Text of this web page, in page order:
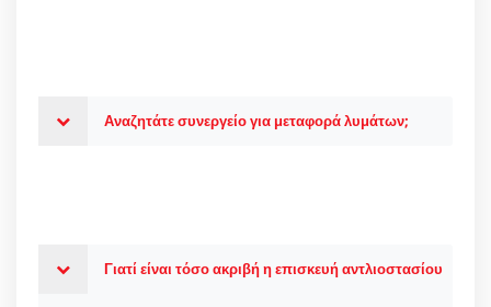
Αναζητάτε συνεργείο για μεταφορά λυμάτων;
Γιατί είναι τόσο ακριβή η επισκευή αντλιοστασίου